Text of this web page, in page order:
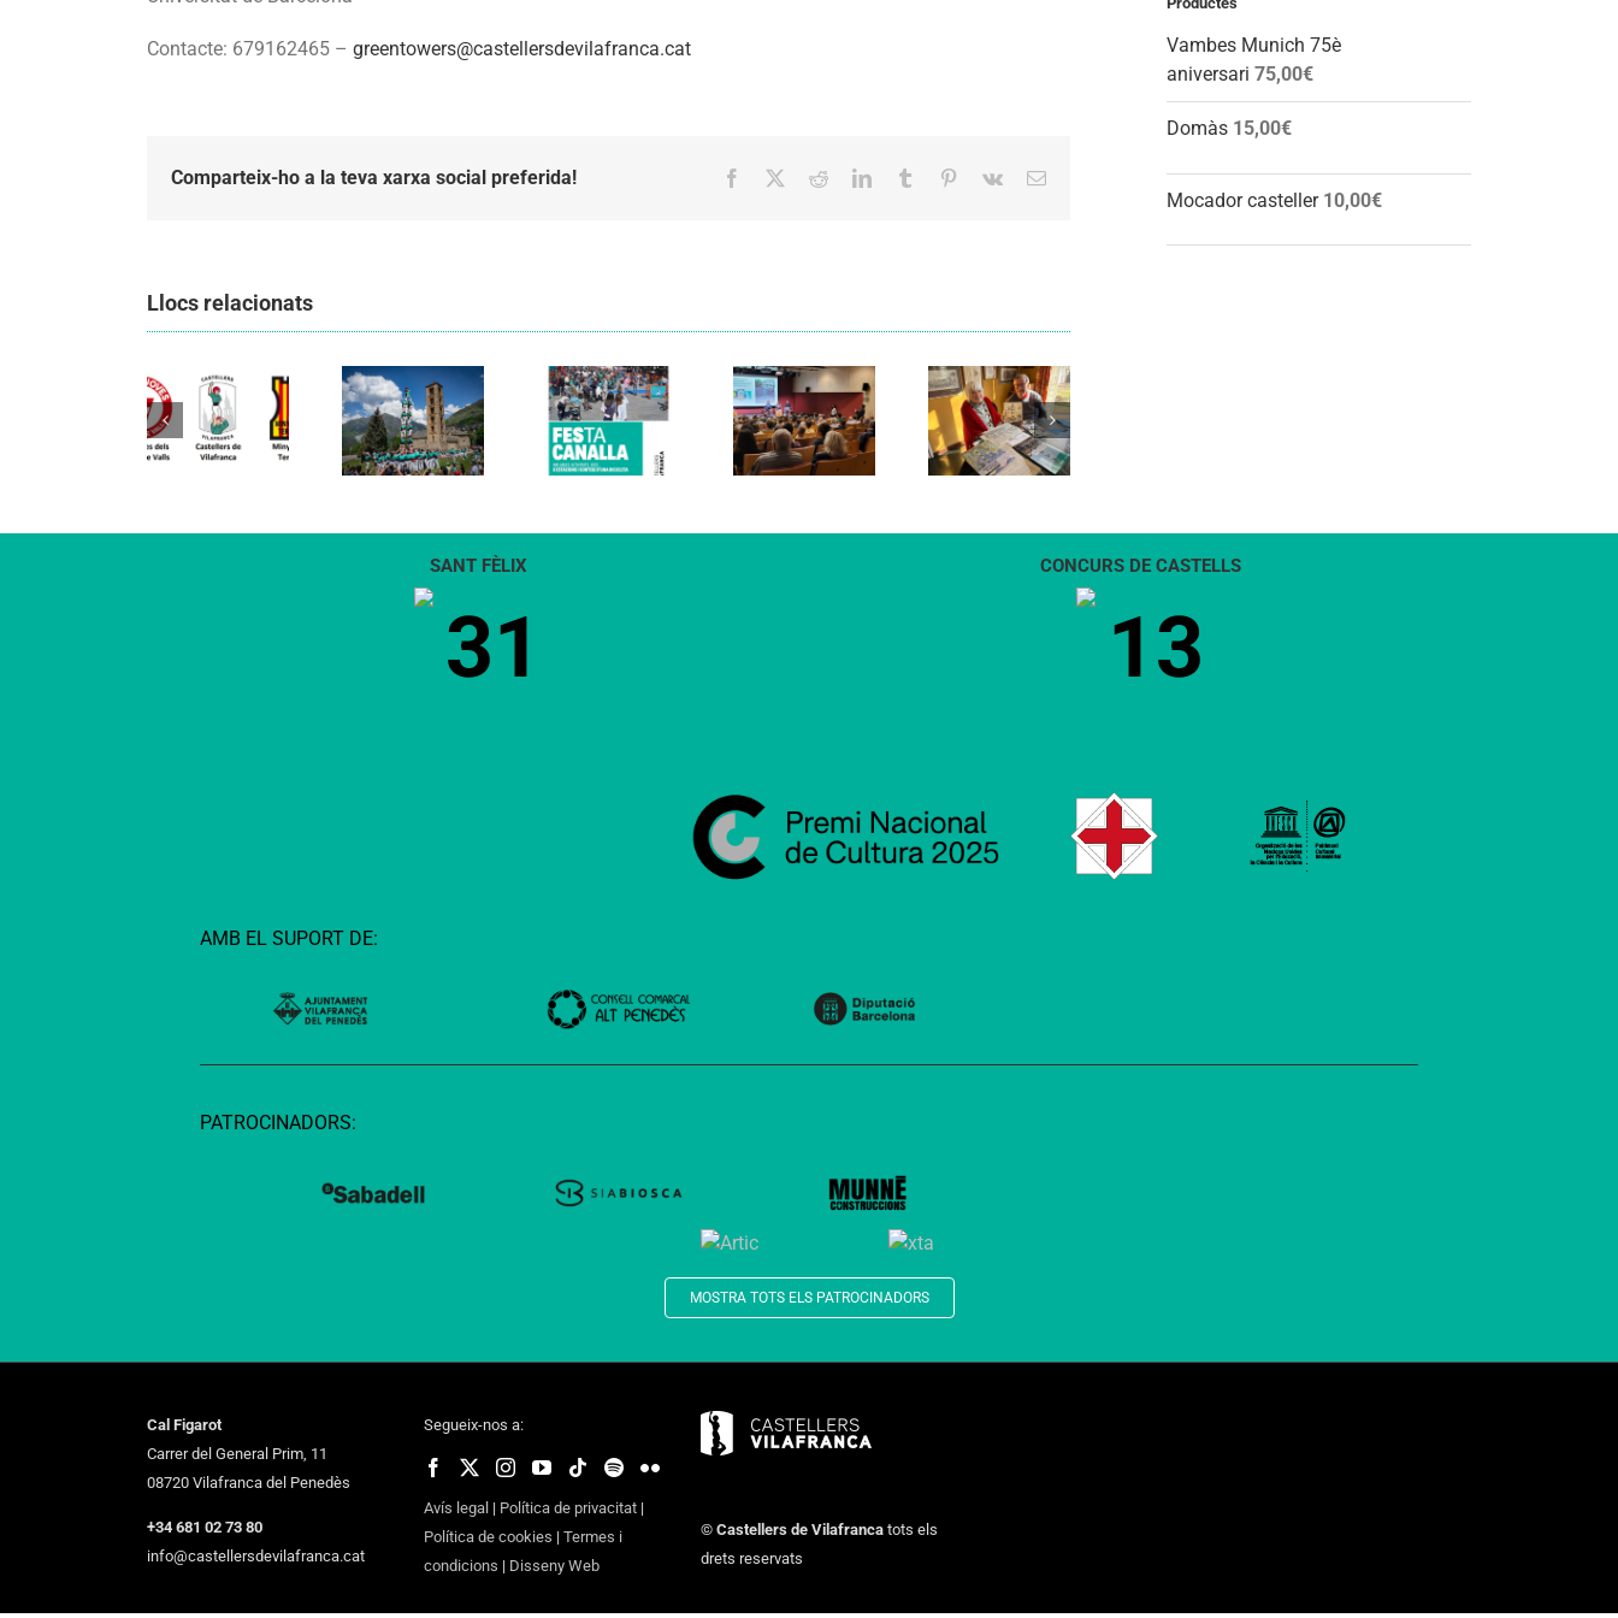
Contacte: 679162465 – greentowers@castellersdevilafranca.cat
Comparteix-ho a la teva xarxa social preferida! Facebook RedditLinkedInTumblr Pinterest
Vk Email:
Llocs relacionats
Els
Vilafranca
unieixen
tradició i
patrimoni
en un
Castellers
Vilafranca
organitzen
la segona
edició de
Festa
Canalla, un
per als més
petits de la
comarca
Cal Figarot
lidera el
primer
d’energia
comunitària
Els Verds
presenten el
llibre
“Petita
història
dels
Vambes Munich 75è
aniversari 75,00€
Domàs 15,00€
Mocador casteller 10,00€
SANT FÈLIX
31
CONCURS DE CASTELLS
13
AMB EL SUPORT DE:
PATROCINADORS:
MOSTRA TOTS ELS PATROCINADORS
Cal Figarot
Carrer del General Prim, 11
08720 Vilafranca del Penedès
+34 681 02 73 80
info@castellersdevilafranca.cat
Segueix-nos a:
Avís legal | Política de privacitat |
Política de cookies | Termes i
condicions | Disseny Web
© Castellers de Vilafranca tots els
drets reservats